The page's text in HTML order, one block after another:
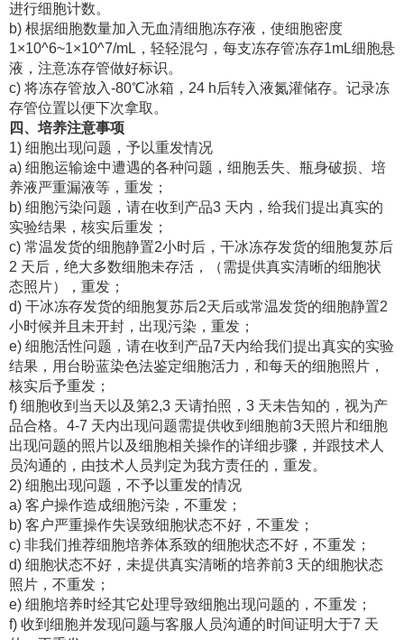
进行细胞计数。
b) 根据细胞数量加入无血清细胞冻存液，使细胞密度
1×10^6~1×10^7/mL，轻轻混匀，每支冻存管冻存1mL细胞悬
液，注意冻存管做好标识。
c) 将冻存管放入-80℃冰箱，24 h后转入液氮灌储存。记录冻
存管位置以便下次拿取。
四、培养注意事项
1) 细胞出现问题，予以重发情况
a) 细胞运输途中遭遇的各种问题，细胞丢失、瓶身破损、培
养液严重漏液等，重发；
b) 细胞污染问题，请在收到产品3 天内，给我们提出真实的
实验结果，核实后重发；
c) 常温发货的细胞静置2小时后，干冰冻存发货的细胞复苏后
2 天后，绝大多数细胞未存活，（需提供真实清晰的细胞状
态照片），重发；
d) 干冰冻存发货的细胞复苏后2天后或常温发货的细胞静置2
小时候并且未开封，出现污染，重发；
e) 细胞活性问题，请在收到产品7天内给我们提出真实的实验
结果，用台盼蓝染色法鉴定细胞活力，和每天的细胞照片，
核实后予重发；
f) 细胞收到当天以及第2,3 天请拍照，3 天未告知的，视为产
品合格。4-7 天内出现问题需提供收到细胞前3天照片和细胞
出现问题的照片以及细胞相关操作的详细步骤，并跟技术人
员沟通的，由技术人员判定为我方责任的，重发。
2) 细胞出现问题，不予以重发的情况
a) 客户操作造成细胞污染，不重发；
b) 客户严重操作失误致细胞状态不好，不重发；
c) 非我们推荐细胞培养体系致的细胞状态不好，不重发；
d) 细胞状态不好，未提供真实清晰的培养前3 天的细胞状态
照片，不重发；
e) 细胞培养时经其它处理导致细胞出现问题的，不重发；
f) 收到细胞并发现问题与客服人员沟通的时间证明大于7 天